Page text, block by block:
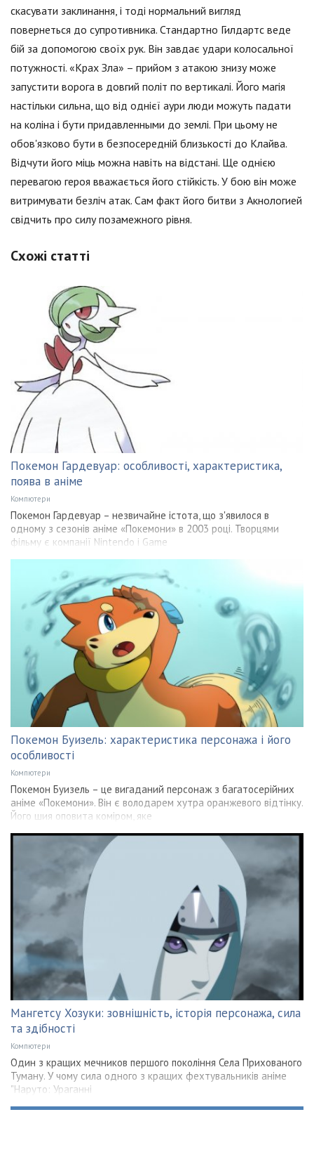
скасувати заклинання, і тоді нормальний вигляд
повернеться до супротивника. Стандартно Гилдартс веде
бій за допомогою своїх рук. Він завдає удари колосальної
потужності. «Крах Зла» – прийом з атакою знизу може
запустити ворога в довгий політ по вертикалі. Його магія
настільки сильна, що від однієї аури люди можуть падати
на коліна і бути придавленными до землі. При цьому не
обов'язково бути в безпосередній близькості до Клайва.
Відчути його міць можна навіть на відстані. Ще однією
перевагою героя вважається його стійкість. У бою він може
витримувати безліч атак. Сам факт його битви з Акнологией
свідчить про силу позамежного рівня.
Схожі статті
Покемон Гардевуар: особливості, характеристика,
поява в аніме
Компютери
Покемон Гардевуар – незвичайне істота, що з'явилося в
одному з сезонів аніме «Покемони» в 2003 році. Творцями
фільму є компанії Nintendo і Game
Покемон Буизель: характеристика персонажа і його
особливості
Компютери
Покемон Буизель – це вигаданий персонаж з багатосерійних
аніме «Покемони». Він є володарем хутра оранжевого відтінку.
Його шия оповита коміром, яке
Мангетсу Хозуки: зовнішність, історія персонажа, сила
та здібності
Компютери
Один з кращих мечников першого покоління Села Прихованого
Туману. У чому сила одного з кращих фехтувальників аніме
"Наруто: Ураганні